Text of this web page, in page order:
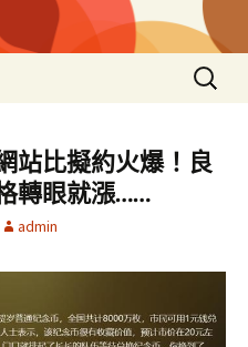
搜
尋
鍵
字:
站比擬約火爆！良
轉眼就漲……
admin